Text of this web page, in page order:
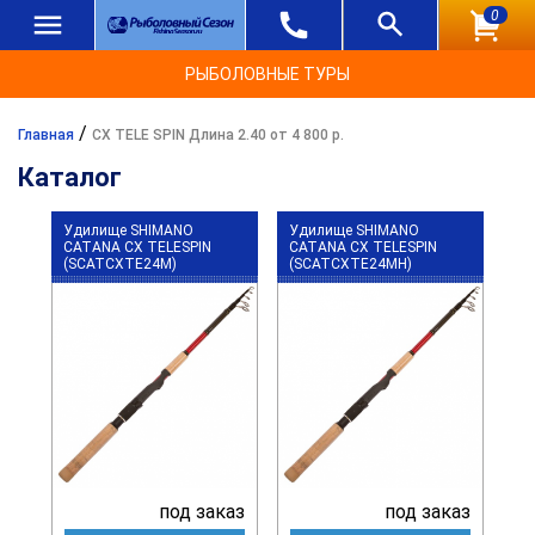
0
РЫБОЛОВНЫЕ ТУРЫ
Главная / CX TELE SPIN Длина 2.40 от 4 800 р.
Каталог
Удилище SHIMANO
CATANA CX TELESPIN
(SCATCXTE24M)
под заказ
Удилище SHIMANO
CATANA CX TELESPIN
(SCATCXTE24MH)
под заказ